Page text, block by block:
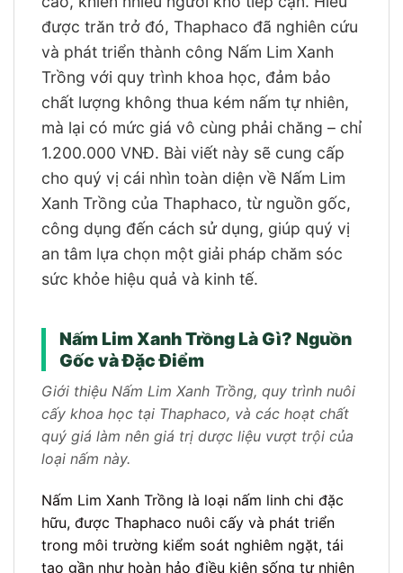
được trăn trở đó, Thaphaco đã nghiên cứu
và phát triển thành công Nấm Lim Xanh
Trồng với quy trình khoa học, đảm bảo
chất lượng không thua kém nấm tự nhiên,
mà lại có mức giá vô cùng phải chăng – chỉ
1.200.000 VNĐ. Bài viết này sẽ cung cấp
cho quý vị cái nhìn toàn diện về Nấm Lim
Xanh Trồng của Thaphaco, từ nguồn gốc,
công dụng đến cách sử dụng, giúp quý vị
an tâm lựa chọn một giải pháp chăm sóc
sức khỏe hiệu quả và kinh tế.
Nấm Lim Xanh Trồng Là Gì? Nguồn
Gốc và Đặc Điểm
Giới thiệu Nấm Lim Xanh Trồng, quy trình nuôi
cấy khoa học tại Thaphaco, và các hoạt chất
quý giá làm nên giá trị dược liệu vượt trội của
loại nấm này.
Nấm Lim Xanh Trồng là loại nấm linh chi đặc
hữu, được Thaphaco nuôi cấy và phát triển
trong môi trường kiểm soát nghiêm ngặt, tái
tạo gần như hoàn hảo điều kiện sống tự nhiên